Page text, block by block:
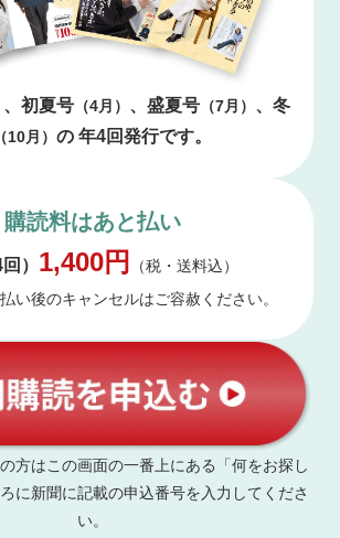
、初夏号 （4月） 、盛夏号 （7月） 、冬
10月） の年4回発行です。
購読料はあと払い
） 1,400円
（税・送料込）
い後のキャンセルはご容赦ください。
方はこの画面の一番上にある「何をお探し
に新聞に記載の申込番号を入力してくださ
い。